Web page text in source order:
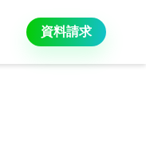
資料請求